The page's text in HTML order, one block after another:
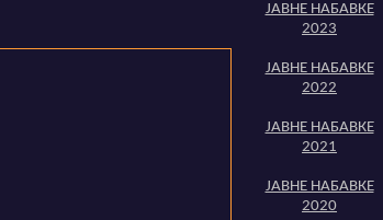
ЈАВНЕ НАБАВКЕ
2023
ЈАВНЕ НАБАВКЕ
2022
ЈАВНЕ НАБАВКЕ
2021
ЈАВНЕ НАБАВКЕ
2020